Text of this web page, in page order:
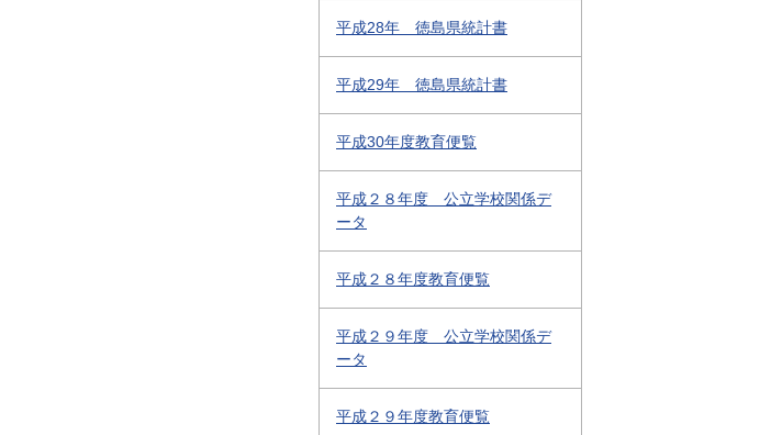
平成28年 徳島県統計書
平成29年 徳島県統計書
平成30年度教育便覧
平成２８年度 公立学校関係デ
ータ
平成２８年度教育便覧
平成２９年度 公立学校関係デ
ータ
平成２９年度教育便覧